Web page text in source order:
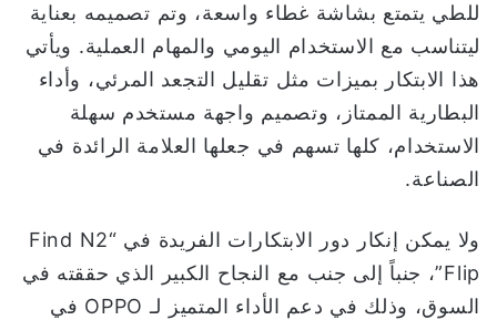
للطي يتمتع بشاشة غطاء واسعة، وتم تصميمه بعناية
ليتناسب مع الاستخدام اليومي والمهام العملية. ويأتي
هذا الابتكار بميزات مثل تقليل التجعد المرئي، وأداء
البطارية الممتاز، وتصميم واجهة مستخدم سهلة
الاستخدام، كلها تسهم في جعلها العلامة الرائدة في
الصناعة.
ولا يمكن إنكار دور الابتكارات الفريدة في “Find N2
Flip”، جنباً إلى جنب مع النجاح الكبير الذي حققته في
السوق، وذلك في دعم الأداء المتميز لـ OPPO في